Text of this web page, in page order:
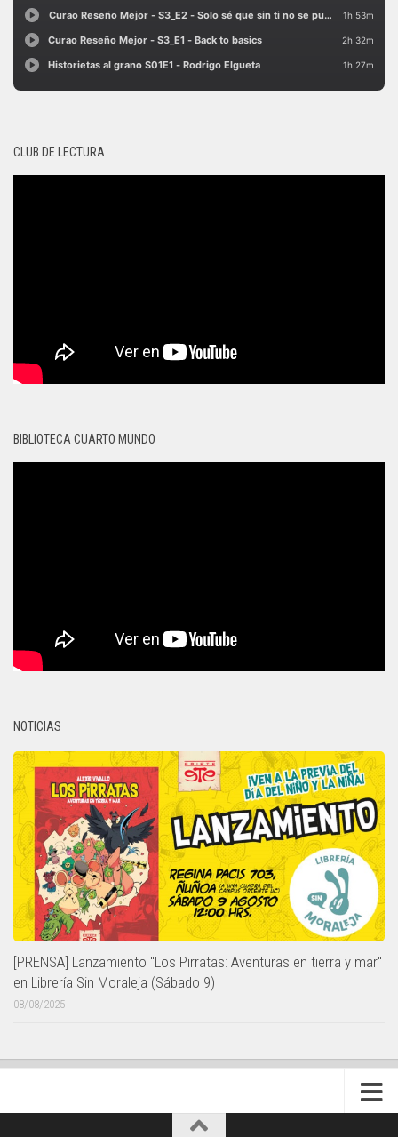
CLUB DE LECTURA
BIBLIOTECA CUARTO MUNDO
NOTICIAS
[PRENSA] Lanzamiento "Los Pirratas: Aventuras en tierra y mar"
en Librería Sin Moraleja (Sábado 9)
08/08/2025